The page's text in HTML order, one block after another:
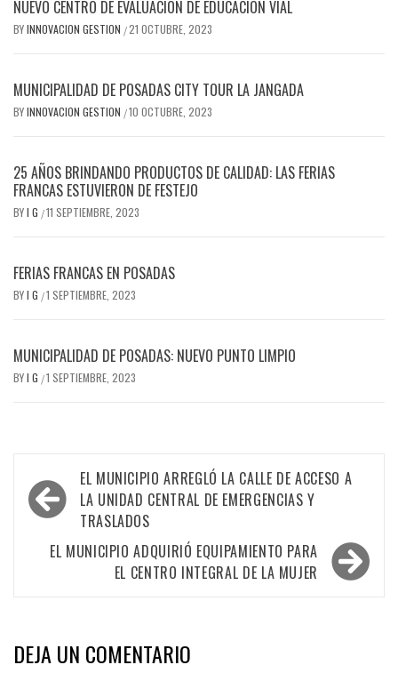
NUEVO CENTRO DE EVALUACIÓN DE EDUCACIÓN VIAL
BYINNOVACION GESTION /21 OCTUBRE, 2023
MUNICIPALIDAD DE POSADAS CITY TOUR LA JANGADA
BYINNOVACION GESTION /10 OCTUBRE, 2023
25 AÑOS BRINDANDO PRODUCTOS DE CALIDAD: LAS FERIAS
FRANCAS ESTUVIERON DE FESTEJO
BYI G /11 SEPTIEMBRE, 2023
FERIAS FRANCAS EN POSADAS
BYI G /1 SEPTIEMBRE, 2023
MUNICIPALIDAD DE POSADAS: NUEVO PUNTO LIMPIO
BYI G /1 SEPTIEMBRE, 2023
Navegación
de
entradas
EL MUNICIPIO ARREGLÓ LA CALLE DE ACCESO A
LA UNIDAD CENTRAL DE EMERGENCIAS Y
TRASLADOS
EL MUNICIPIO ADQUIRIÓ EQUIPAMIENTO PARA
EL CENTRO INTEGRAL DE LA MUJER
DEJA UN COMENTARIO